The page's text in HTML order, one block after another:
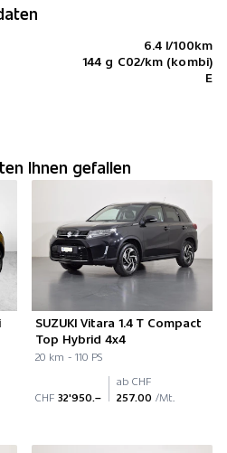
6.4 l/100km
144 g C02/km (kombi)
E
Ihnen gefallen
SUZUKI Vitara 1.4 T Compact
Top Hybrid 4x4
20 km - 110 PS
CHF 32'950.–
ab CHF
257.00 /Mt.